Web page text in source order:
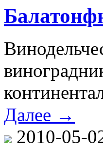
Далее →
2010-05-